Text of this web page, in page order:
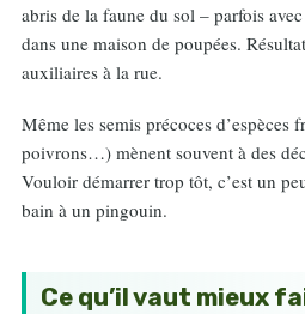
abris de la faune du sol – parfois
dans une maison de poupées.
auxiliaires à la rue.
Même les semis précoces d’espèces
poivrons…) mènent souvent à des
Vouloir démarrer trop tôt, c’est un
bain à un pingouin.
Ce qu’il vaut mieux